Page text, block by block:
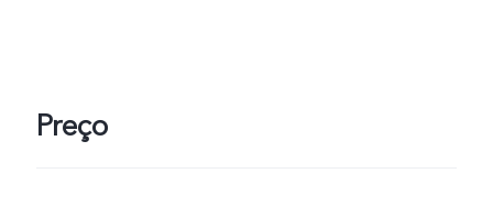
Preço